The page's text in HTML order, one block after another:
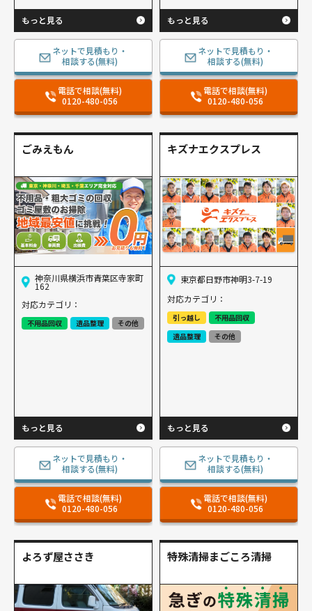
もっと見る
ネットで見積もり・
相談する(無料)
電話で相談(無料)
0120-480-056
もっと見る
ネットで見積もり・
相談する(無料)
電話で相談(無料)
0120-480-056
ごみえもん
神奈川県横浜市青葉区寺家町
162
対応カテゴリ：
不用品回収 遺品整理 その他
もっと見る
ネットで見積もり・
相談する(無料)
電話で相談(無料)
0120-480-056
キズナエクスプレス
東京都日野市神明3-7-19
対応カテゴリ：
引っ越し
不用品回収
遺品整理
その他
もっと見る
ネットで見積もり・
相談する(無料)
電話で相談(無料)
0120-480-056
よろず屋ささき 特殊清掃まごころ清掃